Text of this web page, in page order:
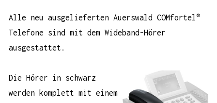
Alle neu ausgelieferten Auerswald COMfortel ®
Telefone sind mit dem Wideband-Hörer
ausgestattet.
Die Hörer in schwarz
werden komplett mit einem